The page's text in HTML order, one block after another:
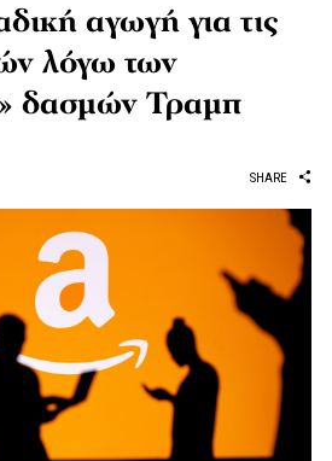
αγωγή για τις
λόγω των
δασμών Τραμπ
SHARE